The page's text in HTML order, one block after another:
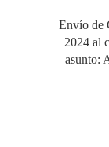
Envío de
2024 al
asunto: